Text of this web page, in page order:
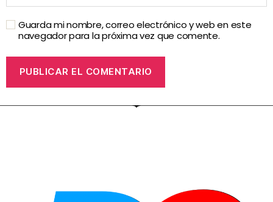
Guarda mi nombre, correo electrónico y web en este
navegador para la próxima vez que comente.